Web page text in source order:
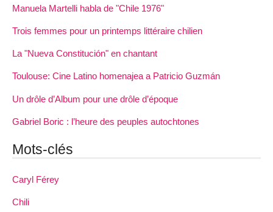
Manuela Martelli habla de "Chile 1976"
Trois femmes pour un printemps littéraire chilien
La "Nueva Constitución" en chantant
Toulouse: Cine Latino homenajea a Patricio Guzmán
Un drôle d’Album pour une drôle d’époque
Gabriel Boric : l’heure des peuples autochtones
Mots-clés
Caryl Férey
Chili